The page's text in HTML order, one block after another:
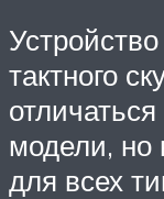
тактного
модели, но
для всех